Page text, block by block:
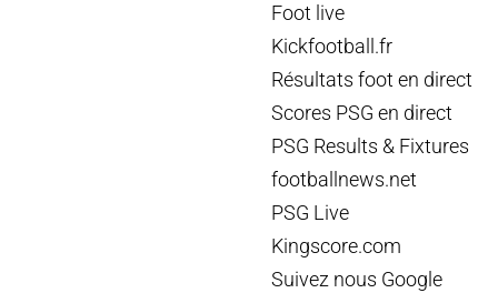
Foot live
Kickfootball.fr
Résultats foot en direct
Scores PSG en direct
PSG Results & Fixtures
footballnews.net
PSG Live
Kingscore.com
Suivez nous Google